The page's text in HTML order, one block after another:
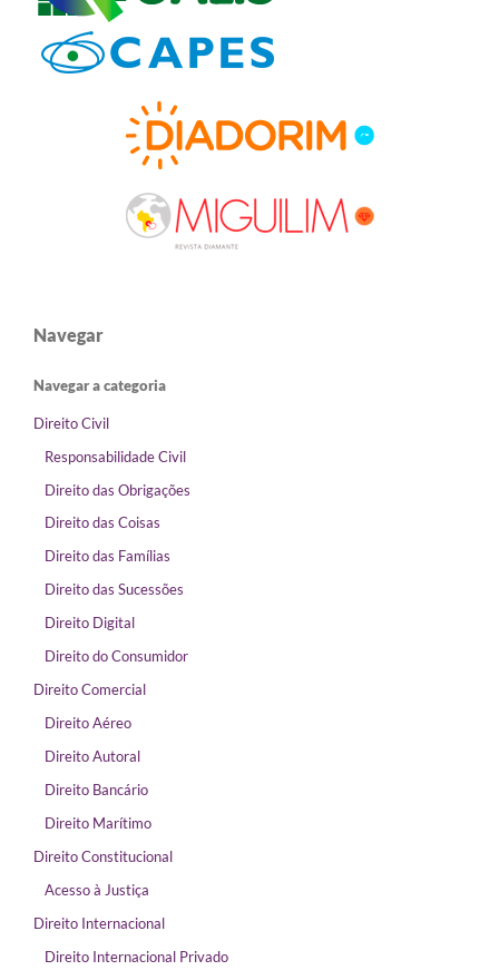
Navegar
Navegar a categoria
Direito Civil
Responsabilidade Civil
Direito das Obrigações
Direito das Coisas
Direito das Famílias
Direito das Sucessões
Direito Digital
Direito do Consumidor
Direito Comercial
Direito Aéreo
Direito Autoral
Direito Bancário
Direito Marítimo
Direito Constitucional
Acesso à Justiça
Direito Internacional
Direito Internacional Privado